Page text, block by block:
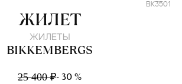
BK3501
BIKKEMBERGS
ЖИЛЕТ
ЖИЛЕТЫ
BIKKEMBERGS
25 400 ₽- 30 %